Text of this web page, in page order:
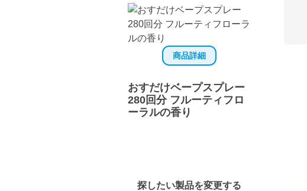
商品詳細
おすだけベープスプレー
280回分 フルーティフロ
ーラルの香り
探したい製品を変更する